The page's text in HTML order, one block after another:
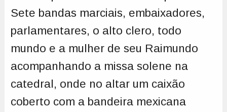
Sete bandas marciais, embaixadores,
parlamentares, o alto clero, todo
mundo e a mulher de seu Raimundo
acompanhando a missa solene na
catedral, onde no altar um caixão
coberto com a bandeira mexicana